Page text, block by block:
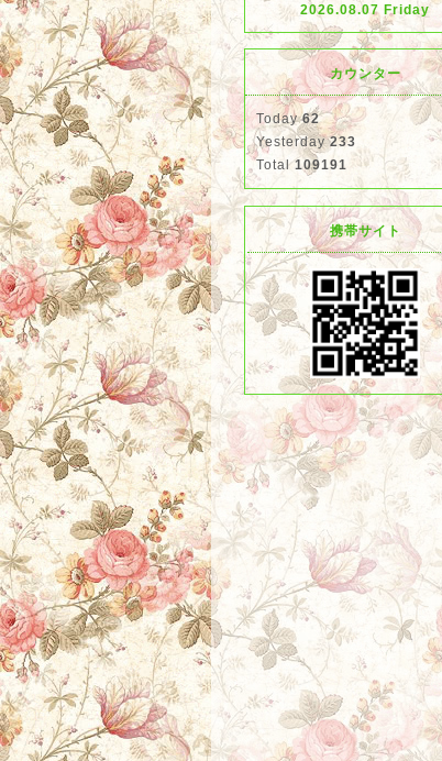
2026.08.07 Friday
カウンター
Today62
Yesterday233
Total109191
携帯サイト